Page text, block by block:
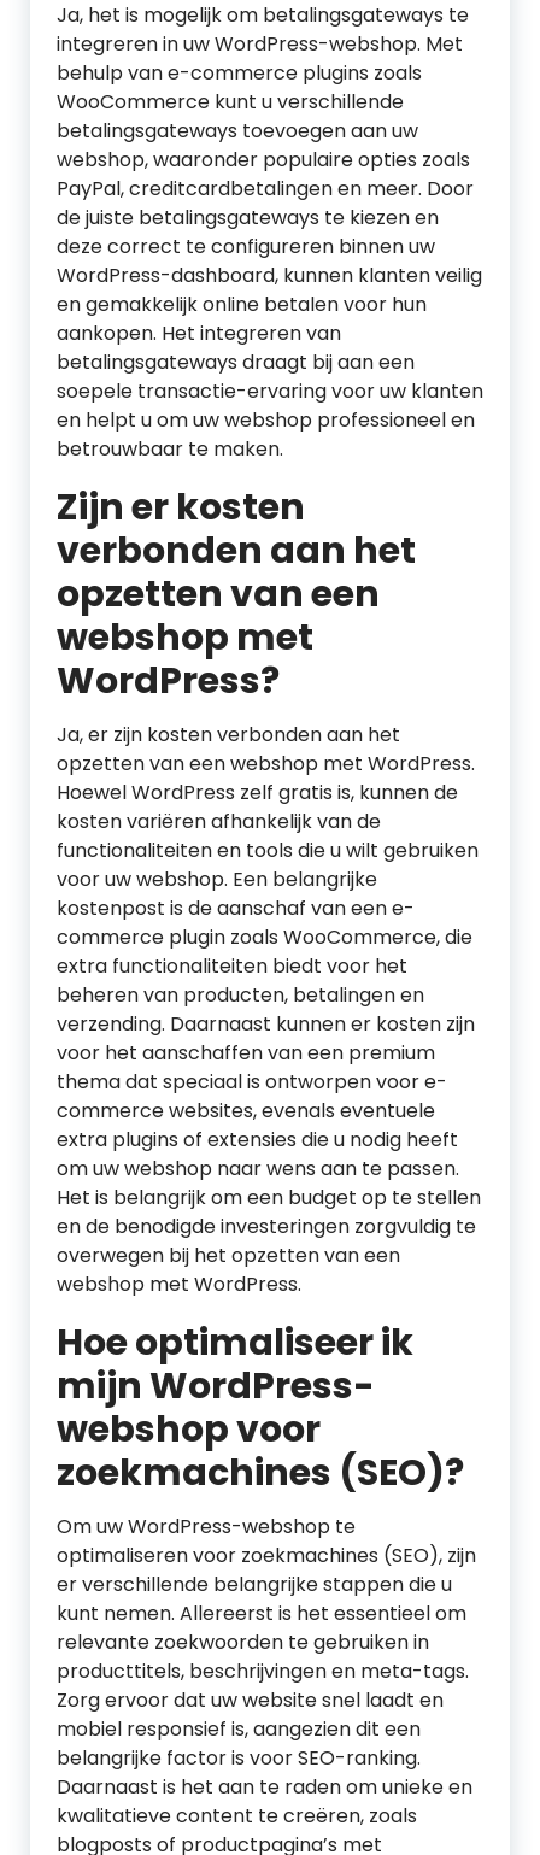
Ja, het is mogelijk om betalingsgateways te
integreren in uw WordPress-webshop. Met
behulp van e-commerce plugins zoals
WooCommerce kunt u verschillende
betalingsgateways toevoegen aan uw
webshop, waaronder populaire opties zoals
PayPal, creditcardbetalingen en meer. Door
de juiste betalingsgateways te kiezen en
deze correct te configureren binnen uw
WordPress-dashboard, kunnen klanten veilig
en gemakkelijk online betalen voor hun
aankopen. Het integreren van
betalingsgateways draagt bij aan een
soepele transactie-ervaring voor uw klanten
en helpt u om uw webshop professioneel en
betrouwbaar te maken.
Zijn er kosten
verbonden aan het
opzetten van een
webshop met
WordPress?
Ja, er zijn kosten verbonden aan het
opzetten van een webshop met WordPress.
Hoewel WordPress zelf gratis is, kunnen de
kosten variëren afhankelijk van de
functionaliteiten en tools die u wilt gebruiken
voor uw webshop. Een belangrijke
kostenpost is de aanschaf van een e-
commerce plugin zoals WooCommerce, die
extra functionaliteiten biedt voor het
beheren van producten, betalingen en
verzending. Daarnaast kunnen er kosten zijn
voor het aanschaffen van een premium
thema dat speciaal is ontworpen voor e-
commerce websites, evenals eventuele
extra plugins of extensies die u nodig heeft
om uw webshop naar wens aan te passen.
Het is belangrijk om een budget op te stellen
en de benodigde investeringen zorgvuldig te
overwegen bij het opzetten van een
webshop met WordPress.
Hoe optimaliseer ik
mijn WordPress-
webshop voor
zoekmachines (SEO)?
Om uw WordPress-webshop te
optimaliseren voor zoekmachines (SEO), zijn
er verschillende belangrijke stappen die u
kunt nemen. Allereerst is het essentieel om
relevante zoekwoorden te gebruiken in
producttitels, beschrijvingen en meta-tags.
Zorg ervoor dat uw website snel laadt en
mobiel responsief is, aangezien dit een
belangrijke factor is voor SEO-ranking.
Daarnaast is het aan te raden om unieke en
kwalitatieve content te creëren, zoals
blogposts of productpagina’s met